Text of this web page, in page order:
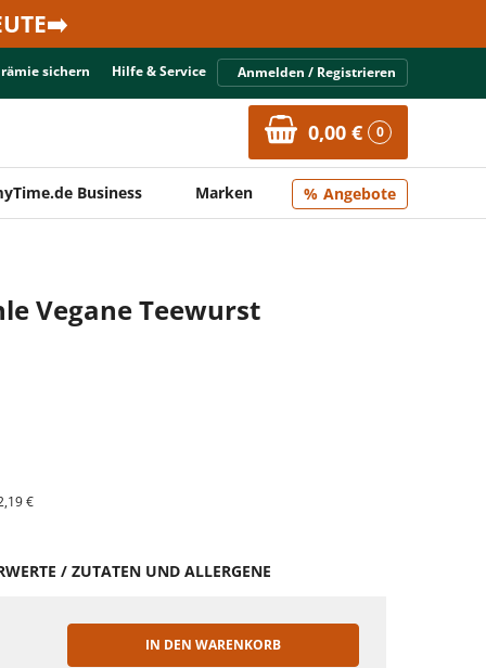
sichern Hilfe & Service Anmelden / Registrieren
0,00 € 0
Business Marken Angebote
Vegane Teewurst
€
/ ZUTATEN UND ALLERGENE
IN DEN WARENKORB